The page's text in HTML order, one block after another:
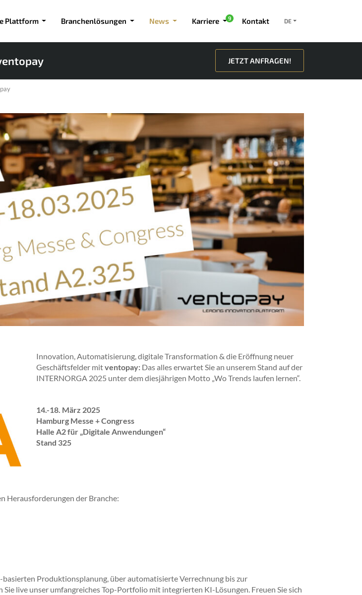
Plattform Branchenlösungen News Karriere 9 Kontakt DE
JETZT ANFRAGEN!
Innovation, Automatisierung, digitale Transformation & die Eröffnung neuer
Geschäftsfelder mitventopay: Das alles erwartet Sie an unserem Stand auf der
INTERNORGA 2025 unter dem diesjährigen Motto „Wo Trends laufen lernen“.
14.-18. März 2025
Hamburg Messe + Congress
Halle A2 für „Digitale Anwendungen“
Stand 325
Herausforderungen der Branche:
Produktionsplanung, über automatisierte Verrechnung bis zur
live unser umfangreiches Top-Portfolio mit integrierten KI-Lösungen. Freuen Sie sich